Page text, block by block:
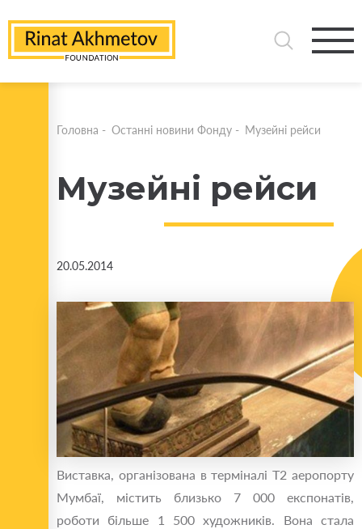
Головна - Останні новини Фонду - Музейні рейси
Музейні рейси
20.05.2014
Виставка, організована в терміналі Т2 аеропорту
Мумбаї, містить близько 7 000 експонатів,
роботи більше 1 500 художників. Вона стала